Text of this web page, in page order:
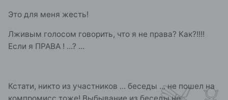
Это для меня жесть!
Лживым голосом говорить, что я не права? Как?!!!!
Если я ПРАВА ! ...? ...
Кстати, никто из участников ... беседы ... не пошел на
компромисс тоже! Выбывание из беседы не